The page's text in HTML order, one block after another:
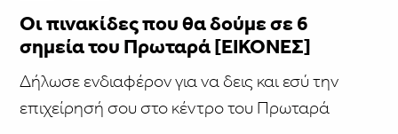
Οι πινακίδες που θα δούμε σε 6
σημεία του Πρωταρά [ΕΙΚΟΝΕΣ]
Δήλωσε ενδιαφέρον για να δεις και εσύ την
επιχείρησή σου στο κέντρο του Πρωταρά